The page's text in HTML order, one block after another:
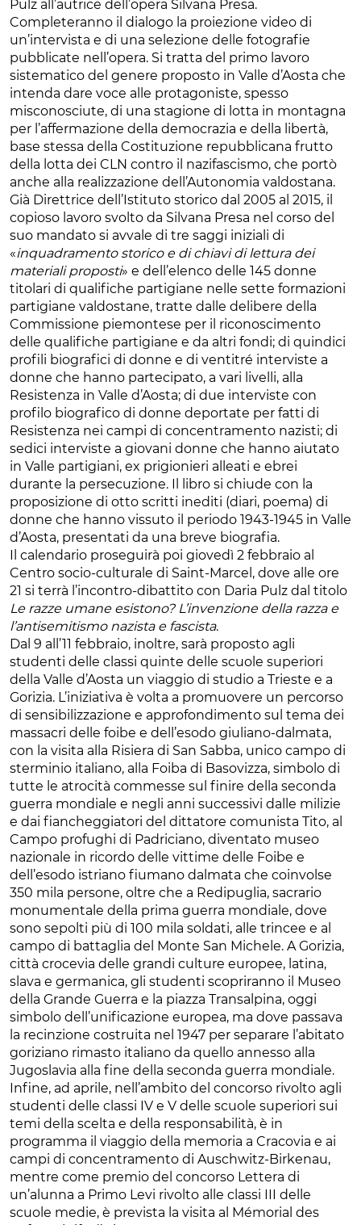
Pulz all’autrice dell’opera Silvana Presa.
Completeranno il dialogo la proiezione video di
un’intervista e di una selezione delle fotografie
pubblicate nell’opera. Si tratta del primo lavoro
sistematico del genere proposto in Valle d’Aosta che
intenda dare voce alle protagoniste, spesso
misconosciute, di una stagione di lotta in montagna
per l’affermazione della democrazia e della libertà,
base stessa della Costituzione repubblicana frutto
della lotta dei CLN contro il nazifascismo, che portò
anche alla realizzazione dell’Autonomia valdostana.
Già Direttrice dell’Istituto storico dal 2005 al 2015, il
copioso lavoro svolto da Silvana Presa nel corso del
suo mandato si avvale di tre saggi iniziali di
«inquadramento storico e di chiavi di lettura dei
materiali proposti» e dell’elenco delle 145 donne
titolari di qualifiche partigiane nelle sette formazioni
partigiane valdostane, tratte dalle delibere della
Commissione piemontese per il riconoscimento
delle qualifiche partigiane e da altri fondi; di quindici
profili biografici di donne e di ventitré interviste a
donne che hanno partecipato, a vari livelli, alla
Resistenza in Valle d’Aosta; di due interviste con
profilo biografico di donne deportate per fatti di
Resistenza nei campi di concentramento nazisti; di
sedici interviste a giovani donne che hanno aiutato
in Valle partigiani, ex prigionieri alleati e ebrei
durante la persecuzione. Il libro si chiude con la
proposizione di otto scritti inediti (diari, poema) di
donne che hanno vissuto il periodo 1943-1945 in Valle
d’Aosta, presentati da una breve biografia.
Il calendario proseguirà poi giovedì 2 febbraio al
Centro socio-culturale di Saint-Marcel, dove alle ore
21 si terrà l’incontro-dibattito con Daria Pulz dal titolo
Le razze umane esistono? L’invenzione della razza e
l’antisemitismo nazista e fascista.
Dal 9 all’11 febbraio, inoltre, sarà proposto agli
studenti delle classi quinte delle scuole superiori
della Valle d’Aosta un viaggio di studio a Trieste e a
Gorizia. L’iniziativa è volta a promuovere un percorso
di sensibilizzazione e approfondimento sul tema dei
massacri delle foibe e dell’esodo giuliano-dalmata,
con la visita alla Risiera di San Sabba, unico campo di
sterminio italiano, alla Foiba di Basovizza, simbolo di
tutte le atrocità commesse sul finire della seconda
guerra mondiale e negli anni successivi dalle milizie
e dai fiancheggiatori del dittatore comunista Tito, al
Campo profughi di Padriciano, diventato museo
nazionale in ricordo delle vittime delle Foibe e
dell’esodo istriano fiumano dalmata che coinvolse
350 mila persone, oltre che a Redipuglia, sacrario
monumentale della prima guerra mondiale, dove
sono sepolti più di 100 mila soldati, alle trincee e al
campo di battaglia del Monte San Michele. A Gorizia,
città crocevia delle grandi culture europee, latina,
slava e germanica, gli studenti scopriranno il Museo
della Grande Guerra e la piazza Transalpina, oggi
simbolo dell’unificazione europea, ma dove passava
la recinzione costruita nel 1947 per separare l’abitato
goriziano rimasto italiano da quello annesso alla
Jugoslavia alla fine della seconda guerra mondiale.
Infine, ad aprile, nell’ambito del concorso rivolto agli
studenti delle classi IV e V delle scuole superiori sui
temi della scelta e della responsabilità, è in
programma il viaggio della memoria a Cracovia e ai
campi di concentramento di Auschwitz-Birkenau,
mentre come premio del concorso Lettera di
un’alunna a Primo Levi rivolto alle classi III delle
scuole medie, è prevista la visita al Mémorial des